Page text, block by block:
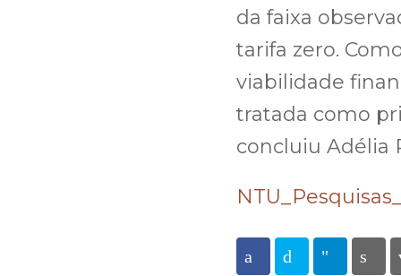
da faixa
tarifa zero.
viabilidade
tratada como
concluiu Adélia
FacebookTwitter